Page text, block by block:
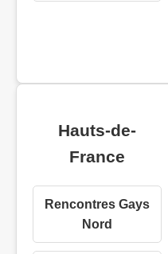
Hauts-de-
France
Rencontres Gays
Nord